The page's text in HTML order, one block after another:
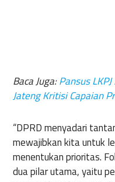
Baca Juga:Pansus
Jateng Kritisi Capaian
“DPRD menyadari
mewajibkan kita untuk
menentukan prioritas.
dua pilar utama, yaitu